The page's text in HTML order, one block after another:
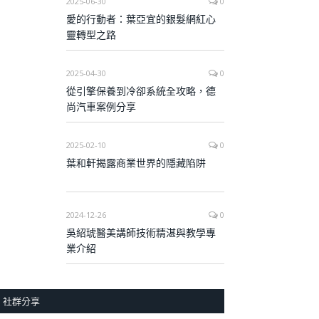
愛的行動者：葉亞宜的銀髮網紅心
靈轉型之路
2025-04-30 0
從引擎保養到冷卻系統全攻略，德
尚汽車案例分享
2025-02-10 0
葉和軒揭露商業世界的隱藏陷阱
2024-12-26 0
吳紹琥醫美講師技術精湛與教學專
業介紹
社群分享